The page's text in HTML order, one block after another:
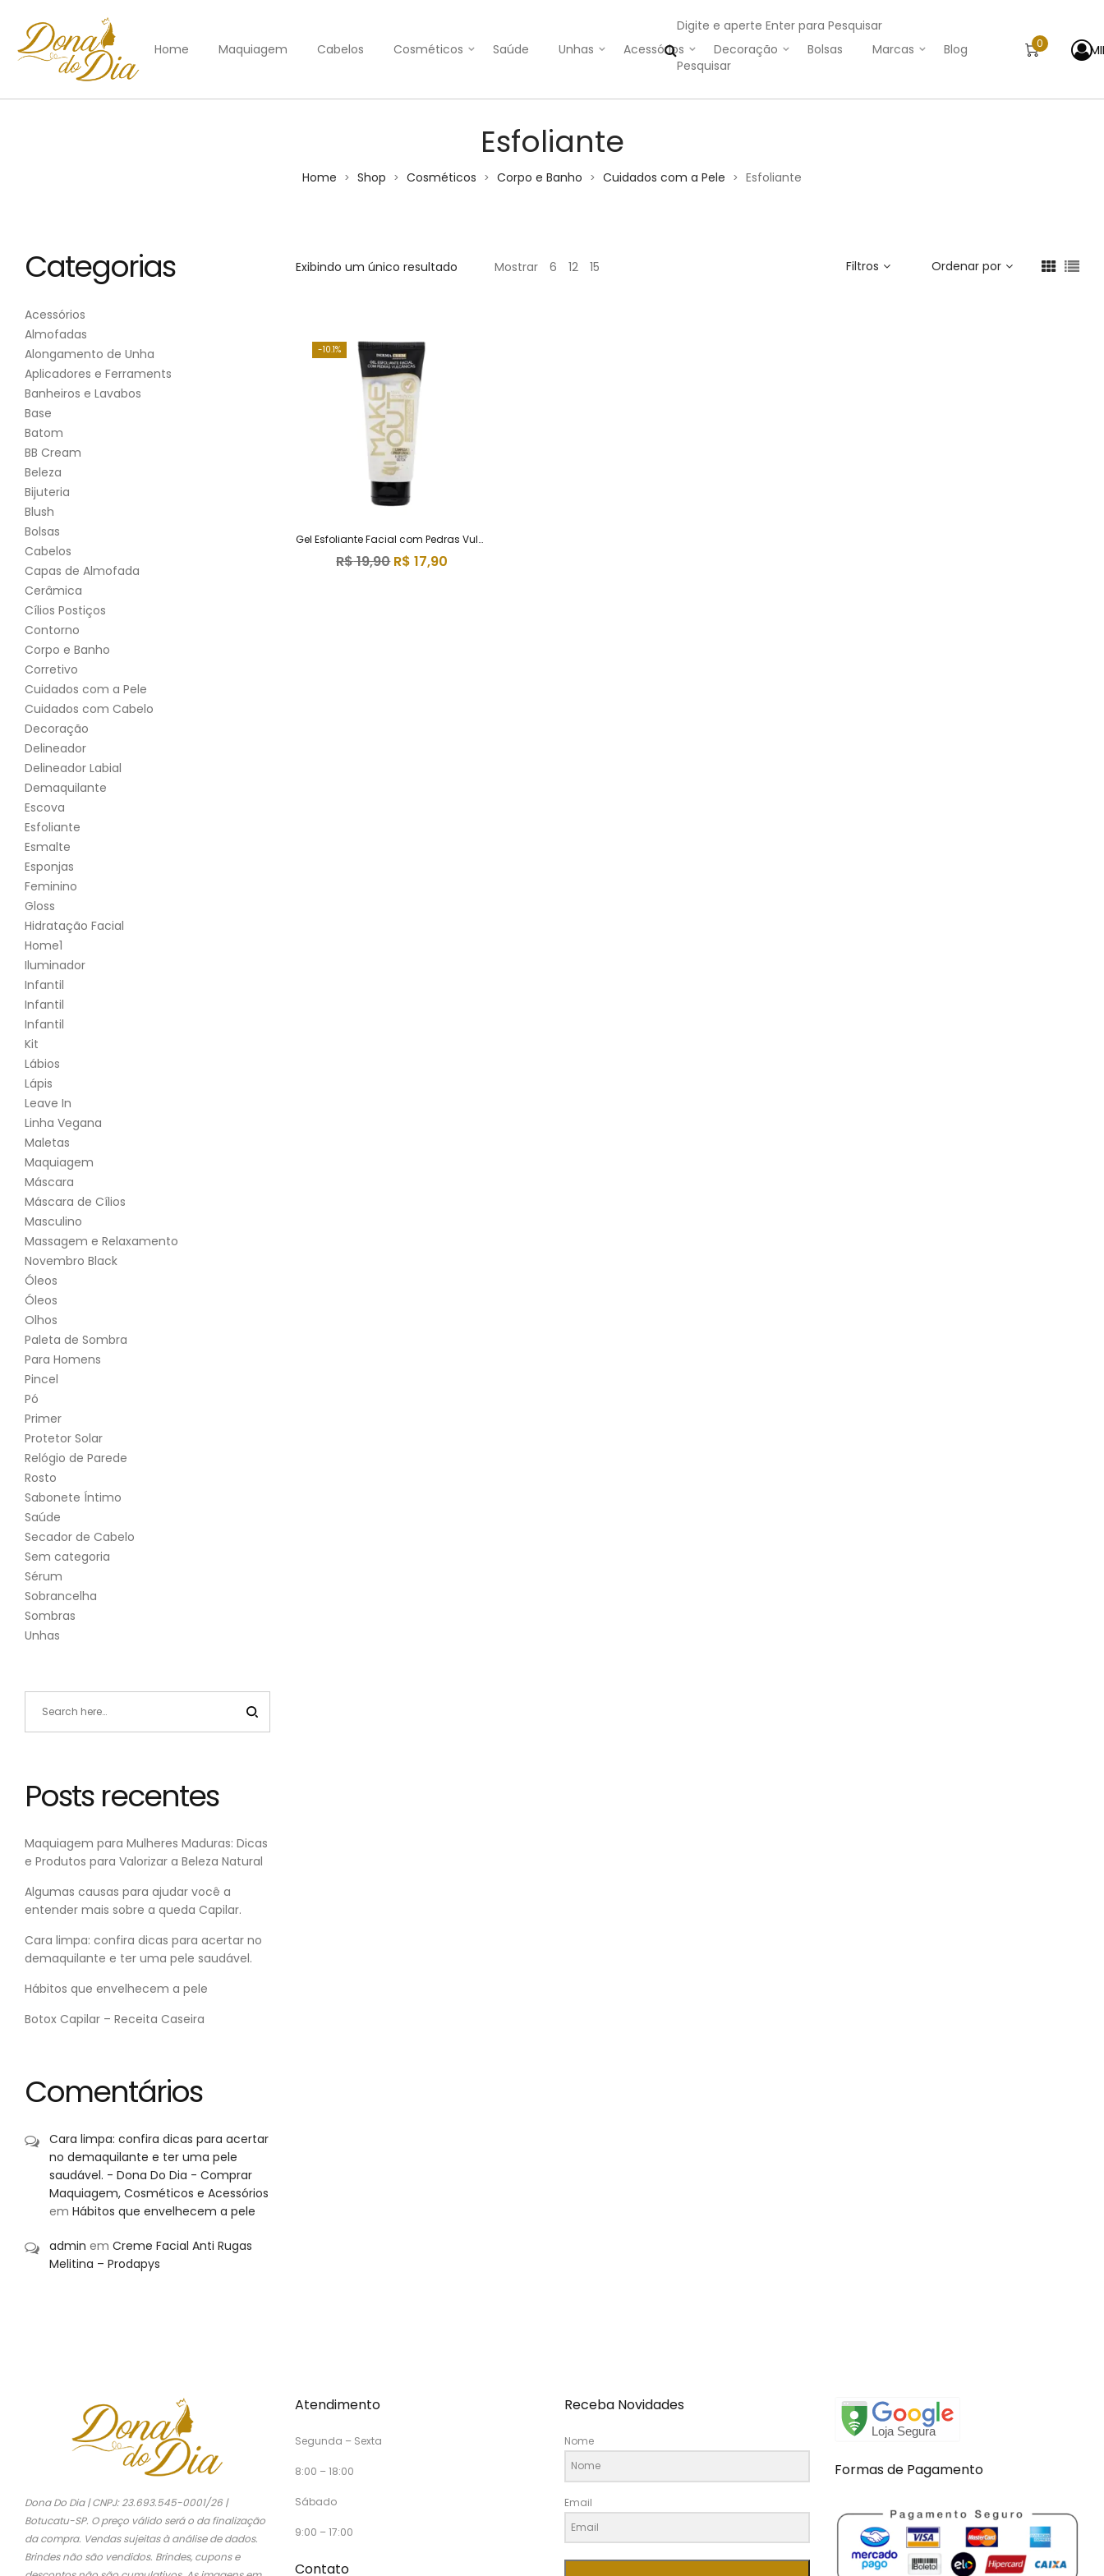
Home Maquiagem Cabelos Cosméticos Saúde Unhas Acessórios Decoração Bolsas Marcas Blog
Digite e aperte Enter para Pesquisar
0
Esfoliante
Home > Shop > Cosméticos > Corpo e Banho > Cuidados com a Pele > Esfoliante
Exibindo um único resultado Mostrar 6 12 15 Filtros Ordenar por
10.1%
Gel Esfoliante Facial com Pedras Vulcânicas – Dermachem
R$19,90 R$ 17,90
Categorias
Acessórios
Almofadas
Alongamento de Unha
Aplicadores e Ferraments
Banheiros e Lavabos
Base
Batom
BB Cream
Beleza
Bijuteria
Blush
Bolsas
Cabelos
Capas de Almofada
Cerâmica
Cílios Postiços
Contorno
Corpo e Banho
Corretivo
Cuidados com a Pele
Cuidados com Cabelo
Decoração
Delineador
Delineador Labial
Demaquilante
Escova
Esfoliante
Esmalte
Esponjas
Feminino
Gloss
Hidratação Facial
Home1
Iluminador
Infantil
Infantil
Infantil
Kit
Lábios
Lápis
Leave In
Linha Vegana
Maletas
Maquiagem
Máscara
Máscara de Cílios
Masculino
Massagem e Relaxamento
Novembro Black
Óleos
Óleos
Olhos
Paleta de Sombra
Para Homens
Pincel
Pó
Primer
Protetor Solar
Relógio de Parede
Rosto
Sabonete Íntimo
Saúde
Secador de Cabelo
Sem categoria
Sérum
Sobrancelha
Sombras
Unhas
Posts recentes
Maquiagem para Mulheres Maduras: Dicas
e Produtos para Valorizar a Beleza Natural
Algumas causas para ajudar você a
entender mais sobre a queda Capilar.
Cara limpa: confira dicas para acertar no
demaquilante e ter uma pele saudável.
Hábitos que envelhecem a pele
Botox Capilar – Receita Caseira
Comentários
Cara limpa: confira dicas para acertar
no demaquilante e ter uma pele
saudável. - Dona Do Dia - Comprar
Maquiagem, Cosméticos e Acessórios
em Hábitos que envelhecem a pele
admin em Creme Facial Anti Rugas
Melitina – Prodapys
Dona Do Dia | CNPJ: 23.693.545-0001/26 |
Botucatu-SP. O preço válido será o da finalização
da compra. Vendas sujeitas à análise de dados.
Brindes não são vendidos. Brindes, cupons e
Atendimento
Segunda – Sexta
8:00 – 18:00
Sábado
9:00 – 17:00
Contato
Receba Novidades
Nome
Email
Formas de Pagamento